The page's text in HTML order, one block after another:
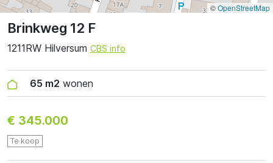
Brinkweg 12 F
1211RW Hilversum CBS info
65 m2 wonen
€ 345.000
Te koop
©OpenStreetMap